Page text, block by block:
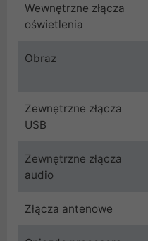
Wewnętrzne złącza
oświetlenia
Obraz
Zewnętrzne złącza
USB
Zewnętrzne złącza
audio
Złącza antenowe